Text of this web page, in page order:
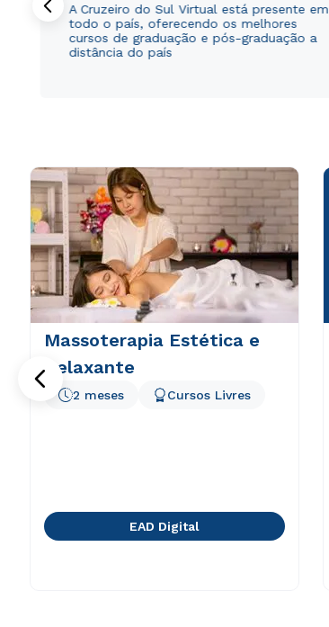
A Cruzeiro do Sul Virtual está presente em
todo o país, oferecendo os melhores
cursos de graduação e pós-graduação a
distância do país
Massoterapia Estética e
Relaxante
2 meses Cursos Livres
EAD Digital